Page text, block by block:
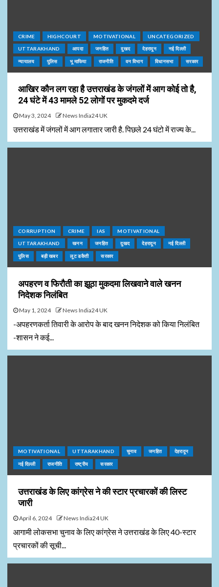
CRIME HIGHCOURT MOTIVATIONAL UNCATEGORIZED
UTTARAKHAND आपदा जनहित दुखद देहरादून नई दिल्ली
न्यायालय पुलिस भू माफिया राजनीति वन विभाग विधानसभा सरकार
आखिर कौन लग रहा है उत्तराखंड के जंगलों में आग कोई तो है,
24 घंटे में 43 मामले 52 लोगों पर मुकदमे दर्ज
May 3, 2024 News India24 UK
उत्तराखंड में जंगलों में आग लगातार जारी है. पिछले 24 घंटो में राज्य के...
CORRUPTION CRIME IAS MOTIVATIONAL
UTTARAKHAND खनन जनहित दुखद देहरादून नई दिल्ली
पुलिस बड़ी खबर लूट डकैती सरकार
अपहरण व फिरौती का झूठा मुकदमा लिखवाने वाले खनन
निदेशक निलंबित
May 1, 2024 News India24 UK
-अपहरणकर्ता तिवारी के आरोप के बाद खनन निदेशक को किया निलंबित
-शासन ने कई...
MOTIVATIONAL UTTARAKHAND चुनाव जनहित देहरादून
नई दिल्ली राजनीति राष्ट्रीय सरकार
उत्तराखंड के लिए कांग्रेस ने की स्टार प्रचारकों की लिस्ट
जारी
April 6, 2024 News India24 UK
आगामी लोकसभा चुनाव के लिए कांग्रेस ने उत्तराखंड के लिए 40-स्टार
प्रचारकों की सूची...